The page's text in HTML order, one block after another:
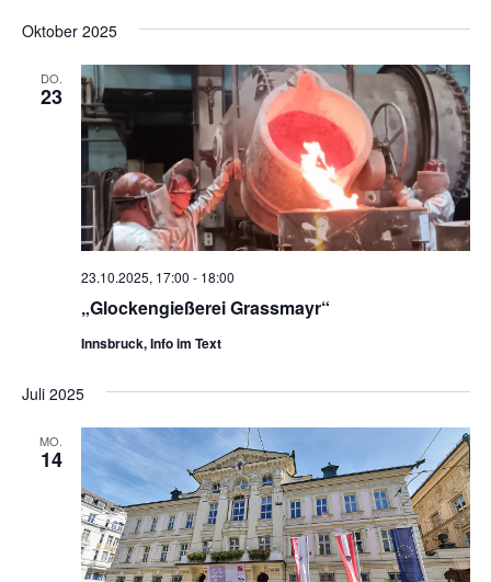
Oktober 2025
DO.
23
„Glockengießerei Grassmayr“
23.10.2025, 17:00 - 18:00
Innsbruck, Info im Text
Juli 2025
MO.
14